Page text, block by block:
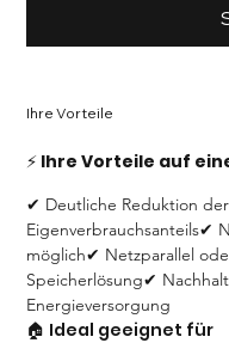
Ihre Vorteile
⚡ Ihre Vorteile auf
✔ Deutliche Reduktion
Eigenverbrauchsanteils✔
möglich✔ Netzparallel
Speicherlösung✔
Energieversorgung
🏠 Ideal geeignet für